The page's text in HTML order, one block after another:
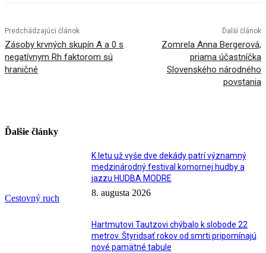
Predchádzajúci článok
Zásoby krvných skupín A a 0 s
negatívnym Rh faktorom sú
hraničné
Ďalší článok
Zomrela Anna Bergerová,
priama účastníčka
Slovenského národného
povstania
Ďalšie články
Cestovný ruch
K letu už vyše dve dekády patrí významný
medzinárodný festival komornej hudby a
jazzu HUDBA MODRE
8. augusta 2026
Hartmutovi Tautzovi chýbalo k slobode 22
metrov. Štyridsať rokov od smrti pripomínajú
nové pamätné tabule